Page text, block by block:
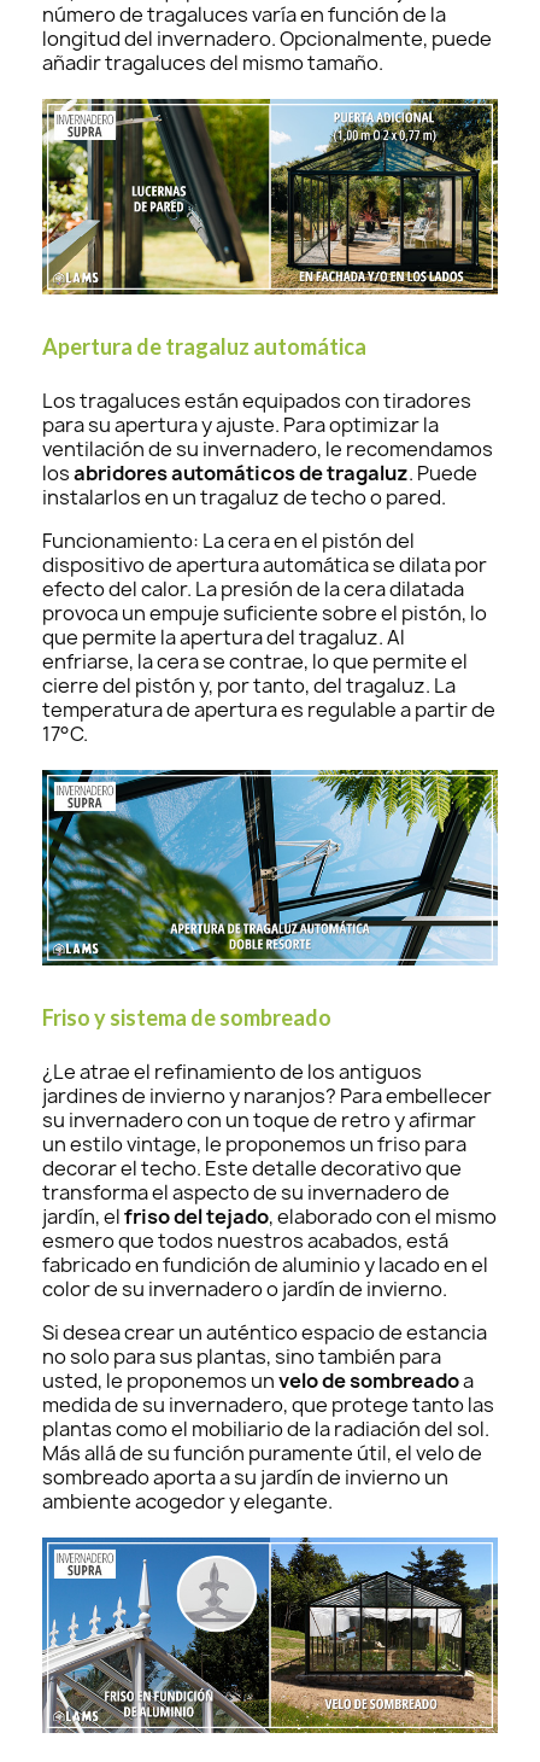
número de tragaluces varía en función de la
longitud del invernadero. Opcionalmente, puede
añadir tragaluces del mismo tamaño.
Apertura de tragaluz automática
Los tragaluces están equipados con tiradores
para su apertura y ajuste. Para optimizar la
ventilación de su invernadero, le recomendamos
losabridores automáticos de tragaluz. Puede
instalarlos en un tragaluz de techo o pared.
Funcionamiento: La cera en el pistón del
dispositivo de apertura automática se dilata por
efecto del calor. La presión de la cera dilatada
provoca un empuje suficiente sobre el pistón, lo
que permite la apertura del tragaluz. Al
enfriarse, la cera se contrae, lo que permite el
cierre del pistón y, por tanto, del tragaluz. La
temperatura de apertura es regulable a partir de
17°C.
Friso y sistema de sombreado
¿Le atrae el refinamiento de los antiguos
jardines de invierno y naranjos? Para embellecer
su invernadero con un toque de retro y afirmar
un estilo vintage, le proponemos un friso para
decorar el techo. Este detalle decorativo que
transforma el aspecto de su invernadero de
jardín, elfriso del tejado, elaborado con el mismo
esmero que todos nuestros acabados, está
fabricado en fundición de aluminio y lacado en el
color de su invernadero o jardín de invierno.
Si desea crear un auténtico espacio de estancia
no solo para sus plantas, sino también para
usted, le proponemos unvelo de sombreadoa
medida de su invernadero, que protege tanto las
plantas como el mobiliario de la radiación del sol.
Más allá de su función puramente útil, el velo de
sombreado aporta a su jardín de invierno un
ambiente acogedor y elegante.